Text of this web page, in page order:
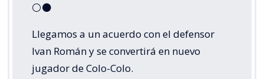
⚪⚫
Llegamos a un acuerdo con el defensor
Ivan Román y se convertirá en nuevo
jugador de Colo-Colo.